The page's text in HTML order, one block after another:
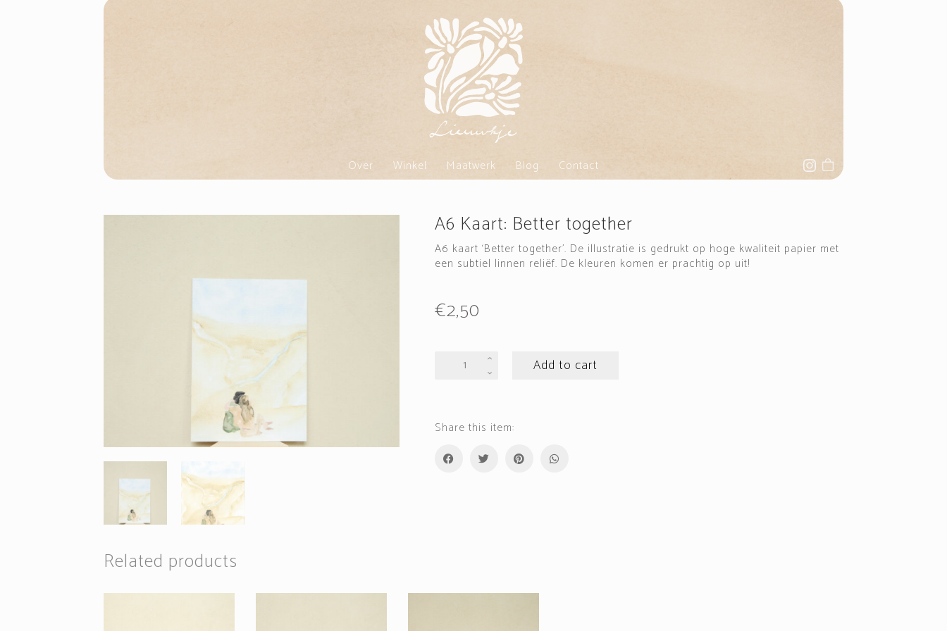
Over Winkel Maatwerk Blog Contact
A6 Kaart: Better together
A6 kaart ‘Better together’. De illustratie is gedrukt op hoge kwaliteit papier met
een subtiel linnen reliëf. De kleuren komen er prachtig op uit!
€2,50
Add to cart
Share this item: